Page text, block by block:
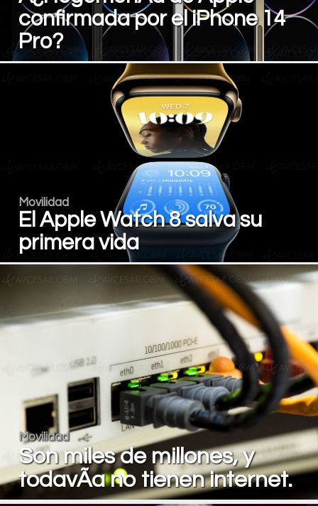
confirmada por el iPhone 14
Pro?
Movilidad
El Apple Watch 8 salva su
primera vida
Movilidad
Son miles de millones, y
todavÃ­a no tienen internet.